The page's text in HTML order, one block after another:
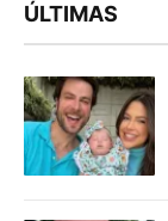
ÚLTIMAS